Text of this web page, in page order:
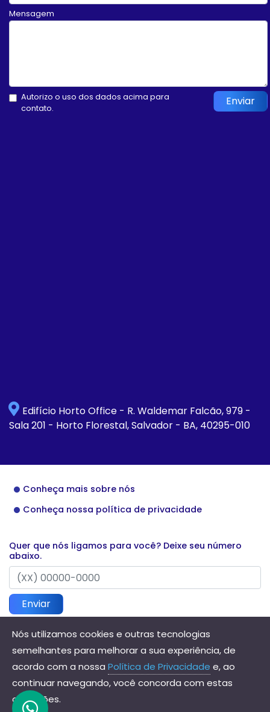
Mensagem
Autorizo o uso dos dados acima para
contato.
Enviar
Edifício Horto Office - R. Waldemar Falcão, 979 -
Sala 201 - Horto Florestal, Salvador - BA, 40295-010
Conheça mais sobre nós
Conheça nossa política de privacidade
Quer que nós ligamos para você? Deixe seu número
abaixo.
Enviar
Direitos reservados à Hannis Contabilidade - 2026
Nós utilizamos cookies e outras tecnologias
semelhantes para melhorar a sua experiência, de
acordo com a nossa Política de Privacidade e, ao
continuar navegando, você concorda com estas
condições.